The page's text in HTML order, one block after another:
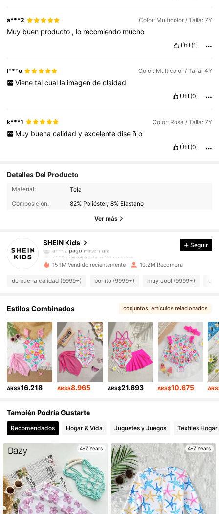
a***2 Color: Multicolor / Talla: 7Y
Muy buen producto , lo recomiendo mucho
Útil (1)
l***o Color: Multicolor / Talla: 4Y
Viene tal cual la imagen de claidad
Útil (0)
k***1 Color: Rosa / Talla: 7Y
Muy buena calidad y excelente dise ñ o
Útil (0)
Detalles Del Producto
Material:
Tela
Composición:
82% Poliéster,18% Elastano
Ver más
SHEIN Kids
808K Seguidores
808K Seguidores
4,94
k***c seguidoHace 30 minutos
4,94
4,94 808K Seguidores
4,94 808K Seguidores
4,94 808K Seguidores
4,94 808K Seguidores
4,94 808K Seguidores
4,94
Seguir
15.1M Vendido recientemente 10.2M Recompra
de buena calidad (9999+) bonito (9999+) muy cool (9999+)
Estilos Combinados conjuntos , Artículos relacionados
ARS$16.218 ARS$8.965 ARS$21.693 ARS$10.675
También Podría Gustarte
Recomendados Hogar & Vida Juguetes y Juegos Textiles Hogar
4-7 Years 4-7 Years